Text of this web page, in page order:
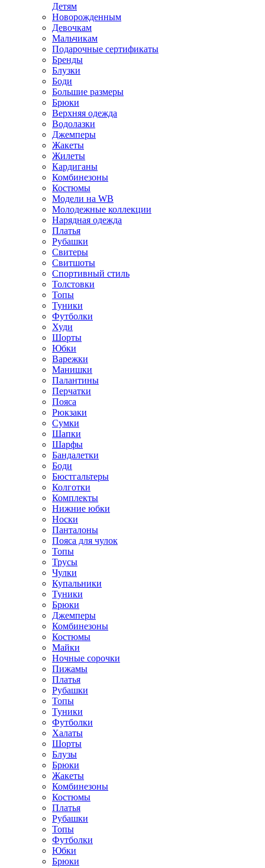
Детям
Новорожденным
Девочкам
Мальчикам
Подарочные сертификаты
Бренды
Блузки
Боди
Большие размеры
Брюки
Верхняя одежда
Водолазки
Джемперы
Жакеты
Жилеты
Кардиганы
Комбинезоны
Костюмы
Модели на WB
Молодежные коллекции
Нарядная одежда
Платья
Рубашки
Свитеры
Свитшоты
Спортивный стиль
Толстовки
Топы
Туники
Футболки
Худи
Шорты
Юбки
Варежки
Манишки
Палантины
Перчатки
Пояса
Рюкзаки
Сумки
Шапки
Шарфы
Бандалетки
Боди
Бюстгальтеры
Колготки
Комплекты
Нижние юбки
Носки
Панталоны
Поясa для чулок
Топы
Трусы
Чулки
Купальники
Туники
Брюки
Джемперы
Комбинезоны
Костюмы
Майки
Ночные сорочки
Пижамы
Платья
Рубашки
Топы
Туники
Футболки
Халаты
Шорты
Блузы
Брюки
Жакеты
Комбинезоны
Костюмы
Платья
Рубашки
Топы
Футболки
Юбки
Брюки